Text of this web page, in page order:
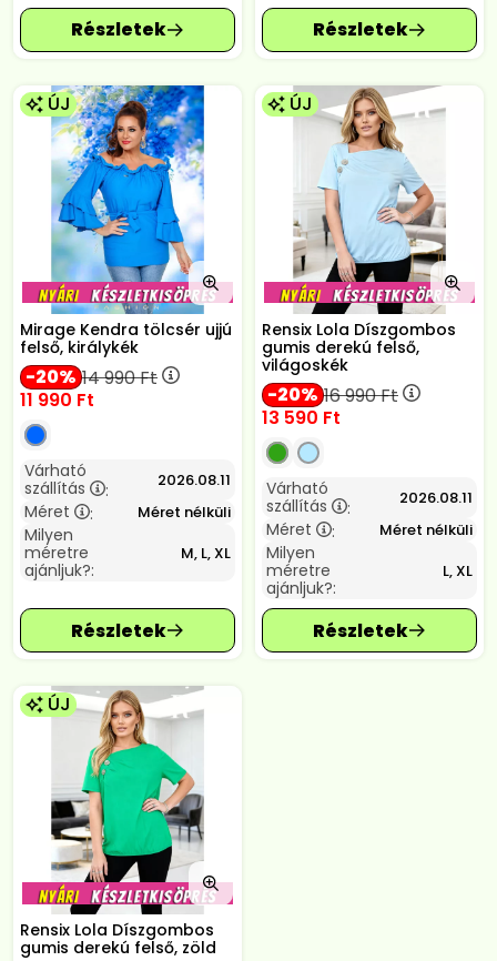
ÚJ
Mirage Kendra tölcsér ujjú
felső, királykék
20 14 990Ft
11 990 Ft
Várható
szállítás
: 2026.08.11
Méret : Méret nélküli
Milyen
méretre
ajánljuk?:
M, L, XL
ÚJ
Rensix Lola Díszgombos
gumis derekú felső,
világoskék
20 16 990Ft
13 590 Ft
Várható
szállítás
: 2026.08.11
Méret : Méret nélküli
Milyen
méretre
ajánljuk?:
L, XL
ÚJ
Rensix Lola Díszgombos
gumis derekú felső, zöld